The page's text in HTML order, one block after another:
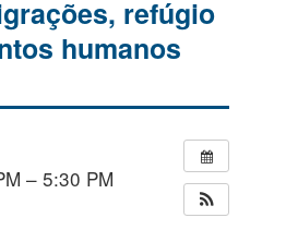
refúgio
humanos
– 5:30 PM